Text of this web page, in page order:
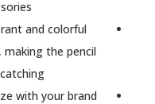
and colorful
the pencil
with your brand